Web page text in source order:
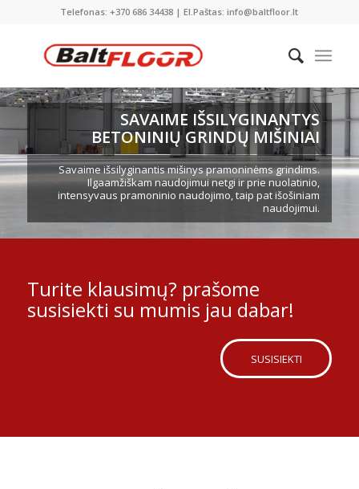
Telefonas: +370 686 34438 | El.Paštas: info@baltfloor.lt
SAVAIME IŠSILYGINANTYS
BETONINIŲ GRINDŲ MIŠINIAI
Savaime išsilyginantis mišinys pramoninėms grindims.
Ilgaamžiškam naudojimui netgi ir prie nuolatinio,
intensyvaus pramoninio naudojimo, taip pat išošiniam
naudojimui.
Turite klausimų? prašome
susisiekti su mumis jau dabar!
SUSISIEKTI